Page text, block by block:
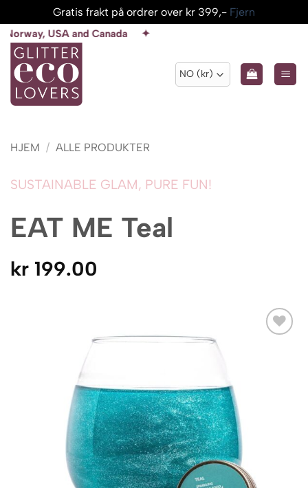
Gratis frakt på ordrer over kr 399,- Fjern
Skip
content
Canada ✦
HJEM / ALLE PRODUKTER
SUSTAINABLE GLAM, PURE FUN!
EAT ME Teal
kr 199.00